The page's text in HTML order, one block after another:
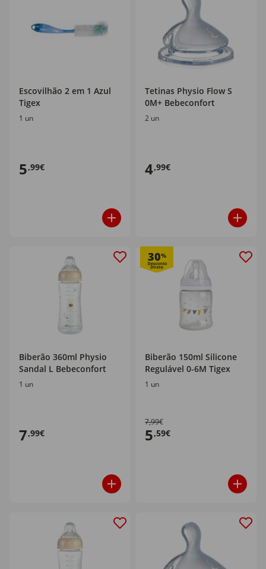
Escovilhão 2 em 1 Azul
Tigex
1 un
5,99€
Tetinas Physio Flow S
0M+ Bebeconfort
2 un
4,99€
Biberão 360ml Physio
Sandal L Bebeconfort
1 un
7,99€
30%
Biberão 150ml Silicone
Regulável 0-6M Tigex
1 un
7,99€
5,59€